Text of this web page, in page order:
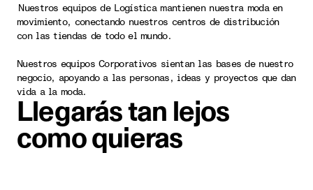
Nuestros equipos de Logística mantienen nuestra moda en
movimiento, conectando nuestros centros de distribución
con las tiendas de todo el mundo.
Nuestros equipos Corporativos sientan las bases de nuestro
negocio, apoyando a las personas, ideas y proyectos que dan
vida a la moda.
Llegarás tan lejos
como quieras